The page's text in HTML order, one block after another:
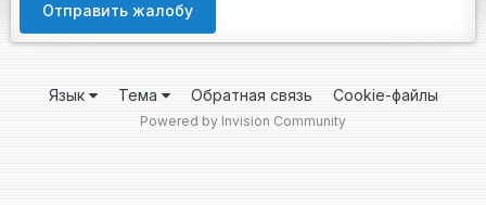
Отправить жалобу
Язык Тема Обратная связь Cookie-файлы
Powered by Invision Community